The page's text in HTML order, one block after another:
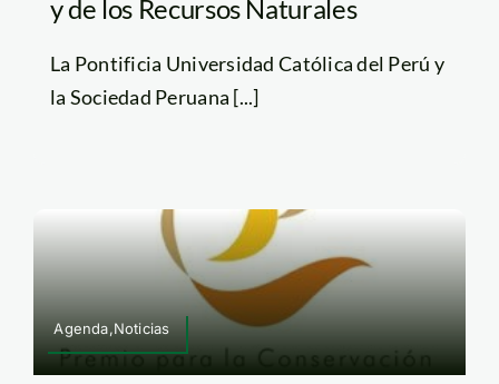
y de los Recursos Naturales
La Pontificia Universidad Católica del Perú y
la Sociedad Peruana [...]
Agenda,Noticias